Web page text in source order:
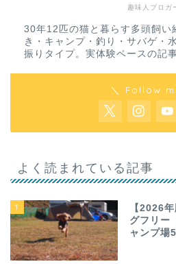
趣味人ブロガ
30年12匹の猫と暮らす多頭飼い
き・キャンプ・釣り・サバゲ・
振りタイプ。実体験ベースの記
＼ Follow
よく読まれている記事
1
【2026
グフリー
ャンプ場